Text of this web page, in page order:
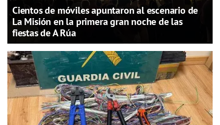
Cientos de móviles apuntaron al escenario de
La Misión en la primera gran noche de las
fiestas de A Rúa